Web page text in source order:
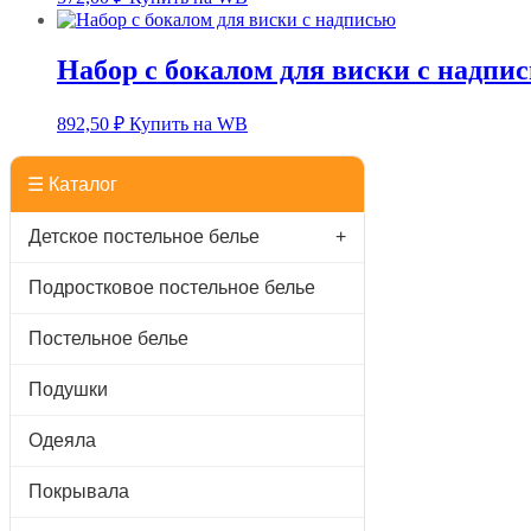
Набор с бокалом для виски с
892,50 ₽ Купить на WB
☰ Каталог
Детское постельное белье +
Подростковое постельное белье
Постельное белье
Подушки
Одеяла
Покрывала